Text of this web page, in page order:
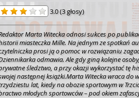
3.0(3 głosy)
Marta Witecka odnosi sukces po
miasteczka Mille. Na jednym ze spotkań
prosi ją o pomoc w rozwiązaniu
odmawia. Ale gdy giną kolejne
śledztwo, a przy okazji wykorzystać tę
następnej książki.Marta Witecka wraca do
lat, kiedy na obozie sportowym w
młodych sportowców – pod okiem